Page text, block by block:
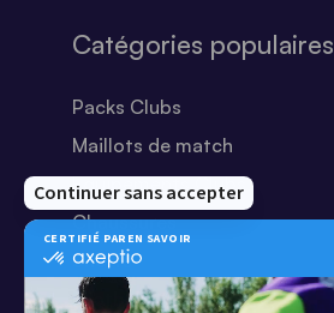
Catégories populaires
Packs Clubs
Maillots de match
Equipements Clubs
Chaussures
Shorts
Football